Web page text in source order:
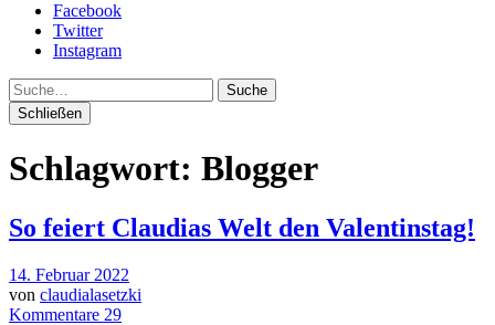
Facebook
Twitter
Instagram
Suche
Schließen
Schlagwort: Blogger
So feiert Claudias Welt den Valentinstag!
14. Februar 2022
von claudialasetzki
Kommentare 29